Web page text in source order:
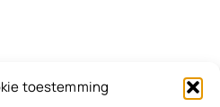
toestemming